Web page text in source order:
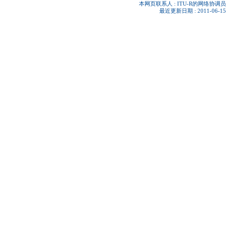
本网页联系人 : ITU-R的网络协调员
最近更新日期 : 2011-06-15